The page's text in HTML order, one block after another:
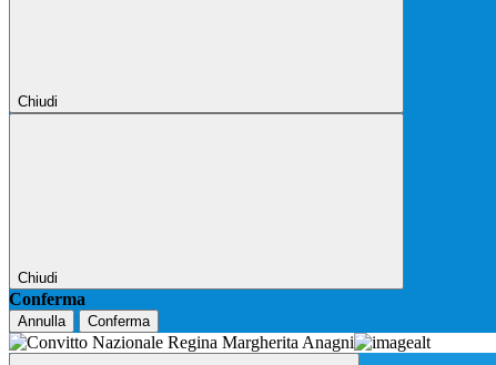
Chiudi
Chiudi
Conferma
Annulla Conferma